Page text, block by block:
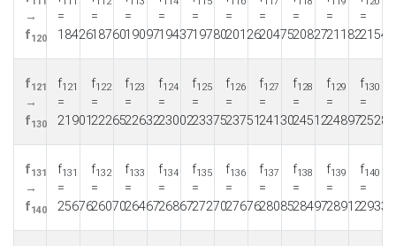
→
f120
=
18426
=
18760
=
19097
=
19437
=
19780
=
20126
=
20475
=
20827
=
21182
=
21540
f121
→
f130
f121
=
21901
f122
=
22265
f123
=
22632
f124
=
23002
f125
=
23375
f126
=
23751
f127
=
24130
f128
=
24512
f129
=
24897
f130
=
25285
f131
→
f140
f131
=
25676
f132
=
26070
f133
=
26467
f134
=
26867
f135
=
27270
f136
=
27676
f137
=
28085
f138
=
28497
f139
=
28912
f140
=
29330